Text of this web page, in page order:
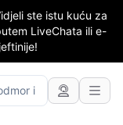
ste istu kuću za
LiveChata ili e-